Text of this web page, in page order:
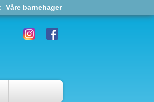
: Våre barnehager